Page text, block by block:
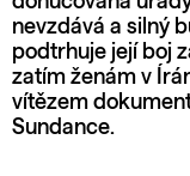
nevzdává a silný
podtrhuje její boj
zatím ženám v
vítězem
Sundance.